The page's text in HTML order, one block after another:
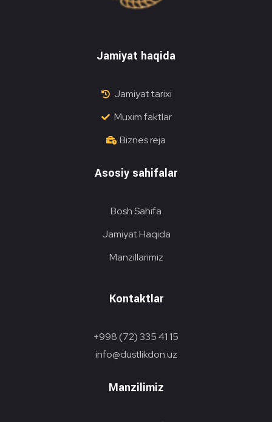
Jamiyat haqida
Jamiyat tarixi
Muxim faktlar
Biznes reja
Asosiy sahifalar
Bosh Sahifa
Jamiyat Haqida
Manzillarimiz
Kontaktlar
+998 (72) 335 41 15
info@dustlikdon.uz
Manzilimiz